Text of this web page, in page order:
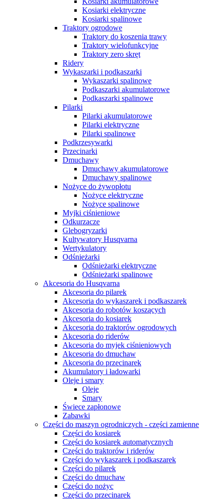
Kosiarki elektryczne
Kosiarki spalinowe
Traktory ogrodowe
Traktory do koszenia trawy
Traktory wielofunkcyjne
Traktory zero skręt
Ridery
Wykaszarki i podkaszarki
Wykaszarki spalinowe
Podkaszarki akumulatorowe
Podkaszarki spalinowe
Pilarki
Pilarki akumulatorowe
Pilarki elektryczne
Pilarki spalinowe
Podkrzesywarki
Przecinarki
Dmuchawy
Dmuchawy akumulatorowe
Dmuchawy spalinowe
Nożyce do żywopłotu
Nożyce elektryczne
Nożyce spalinowe
Myjki ciśnieniowe
Odkurzacze
Glebogryzarki
Kultywatory Husqvarna
Wertykulatory
Odśnieżarki
Odśnieżarki elektryczne
Odśnieżarki spalinowe
Akcesoria do Husqvarna
Akcesoria do pilarek
Akcesoria do wykaszarek i podkaszarek
Akcesoria do robotów koszących
Akcesoria do kosiarek
Akcesoria do traktorów ogrodowych
Akcesoria do riderów
Akcesoria do myjek ciśnieniowych
Akcesoria do dmuchaw
Akcesoria do przecinarek
Akumulatory i ładowarki
Oleje i smary
Oleje
Smary
Świece zapłonowe
Zabawki
Części do maszyn ogrodniczych - części zamienne
Części do kosiarek
Części do kosiarek automatycznych
Części do traktorów i riderów
Części do wykaszarek i podkaszarek
Części do pilarek
Części do dmuchaw
Części do nożyc
Części do przecinarek